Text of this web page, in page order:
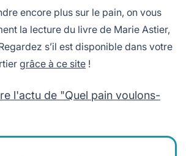
encore plus sur le pain, on vous
la lecture du livre de Marie Astier,
s’il est disponible dans votre
grâce à ce site !
l'actu de "Quel pain voulons-